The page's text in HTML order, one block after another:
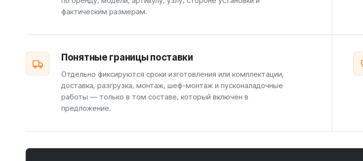
фактическим размерам.
Понятные границы поставки
Отдельно фиксируются сроки изготовления или комплектации,
доставка, разгрузка, монтаж, шеф-монтаж и пусконаладочные
работы — только в том составе, который включён в
предложение.